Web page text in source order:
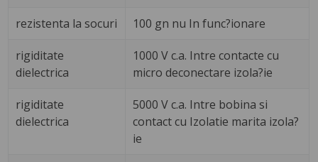
rezistenta la socuri 100 gn nu In func?ionare
rigiditate
dielectrica
1000 V c.a. Intre contacte cu
micro deconectare izola?ie
rigiditate
dielectrica
5000 V c.a. Intre bobina si
contact cu Izolatie marita izola?
ie